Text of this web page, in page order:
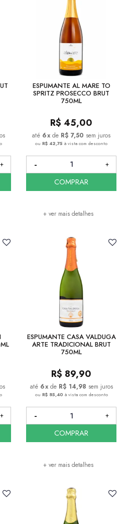
ESPUMANTE AL MARE TO
SPRITZ PROSECCO BRUT
750ML
R$ 45,00
6x de R$ 7,50 sem juros
ouR$ 42,75à vista com desconto
+ ver mais detalhes
COMPRAR
ESPUMANTE CASA VALDUGA
ARTE TRADICIONAL BRUT
750ML
R$ 89,90
6x de R$ 14,98 sem juros
ou R$ 85,40 à vista com desconto
+ ver mais detalhes
COMPRAR